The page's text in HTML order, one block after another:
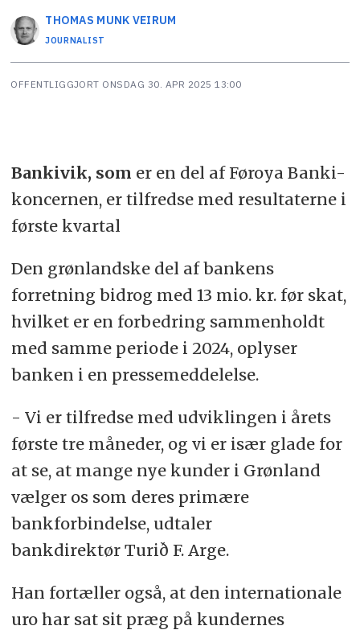
THOMAS MUNK VEIRUM
JOURNALIST
OFFENTLIGGJORT ONSDAG 30. APR 2025 13:00
Bankivik, som er en del af Føroya Banki-
koncernen, er tilfredse med resultaterne i
første kvartal
Den grønlandske del af bankens
forretning bidrog med 13 mio. kr. før skat,
hvilket er en forbedring sammenholdt
med samme periode i 2024, oplyser
banken i en pressemeddelelse.
- Vi er tilfredse med udviklingen i årets
første tre måneder, og vi er især glade for
at se, at mange nye kunder i Grønland
vælger os som deres primære
bankforbindelse, udtaler
bankdirektør Turið F. Arge.
Han fortæller også, at den internationale
uro har sat sit præg på kundernes